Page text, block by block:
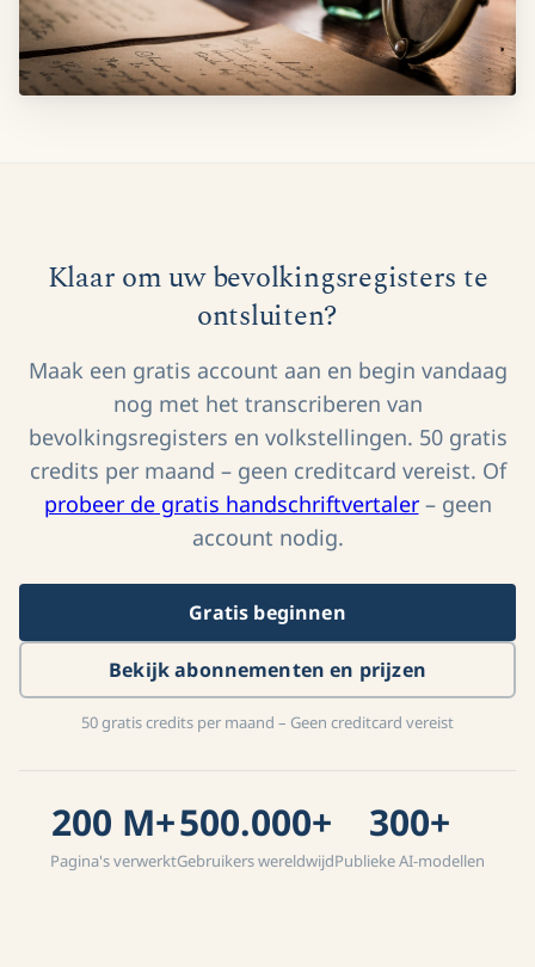
Klaar om uw bevolkingsregisters te
ontsluiten?
Maak een gratis account aan en begin vandaag
nog met het transcriberen van
bevolkingsregisters en volkstellingen. 50 gratis
credits per maand – geen creditcard vereist. Of
probeer de gratis handschriftvertaler– geen
account nodig.
Gratis beginnen
Bekijk abonnementen en prijzen
50 gratis credits per maand – Geen creditcard vereist
200 M+
Pagina's verwerkt
500.000+
Gebruikers wereldwijd
300+
Publieke AI-modellen